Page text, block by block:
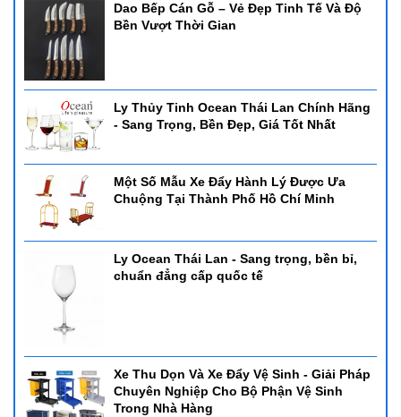
Dao Bếp Cán Gỗ – Vẻ Đẹp Tinh Tế Và Độ
Bền Vượt Thời Gian
Ly Thủy Tinh Ocean Thái Lan Chính Hãng
- Sang Trọng, Bền Đẹp, Giá Tốt Nhất
Một Số Mẫu Xe Đẩy Hành Lý Được Ưa
Chuộng Tại Thành Phố Hồ Chí Minh
Ly Ocean Thái Lan - Sang trọng, bền bỉ,
chuẩn đẳng cấp quốc tế
Xe Thu Dọn Và Xe Đẩy Vệ Sinh - Giải Pháp
Chuyên Nghiệp Cho Bộ Phận Vệ Sinh
Trong Nhà Hàng